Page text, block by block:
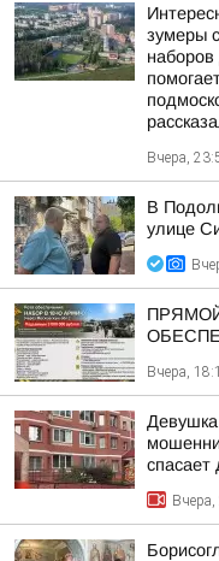
зумеры
Вчера,
В
улице
Вчера,
Девушка
спасает